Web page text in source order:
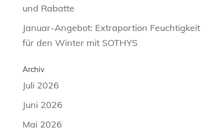
und Rabatte
Januar-Angebot: Extraportion Feuchtigkeit
für den Winter mit SOTHYS
Archiv
Juli 2026
Juni 2026
Mai 2026